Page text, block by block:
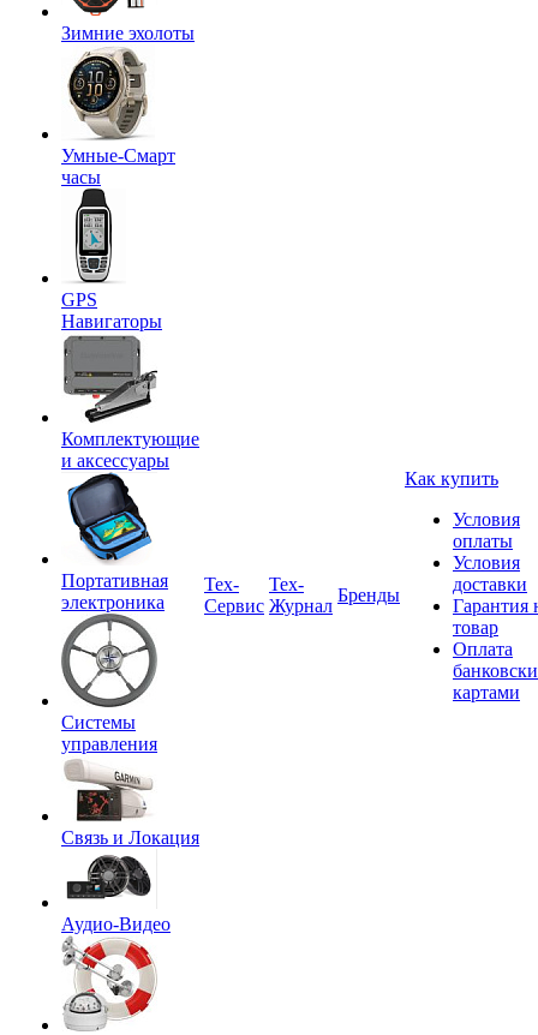
Зимние эхолоты
Умные-Смарт
часы
GPS
Навигаторы
Комплектующие
и аксессуары
Портативная
электроника
Системы
управления
Связь и Локация
Аудио-Видео
Tex-
Сервис
Тех-
Журнал
Бренды
Как купить
Условия
оплаты
Условия
доставки
Гарантия
товар
Оплата
картами